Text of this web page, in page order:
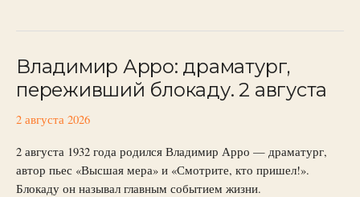
Владимир Арро: драматург,
переживший блокаду. 2 августа
2 августа 2026
2 августа 1932 года родился Владимир Арро — драматург,
автор пьес «Высшая мера» и «Смотрите, кто пришел!».
Блокаду он называл главным событием жизни.
Владимир
драматург,
переживший
2
августа